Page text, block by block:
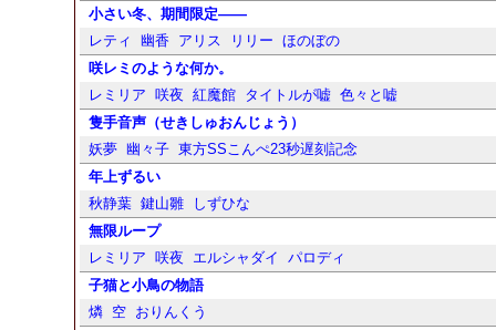
小さい冬、期間限定――
レティ
幽香 アリス リリー
ほのぼの
咲レミのような何か。
レミリア
咲夜 紅魔館 タイトルが嘘 色々と嘘
隻手音声（せきしゅおんじょう）
妖夢 幽々子 東方SSこんぺ23秒遅刻記念
年上ずるい
秋静葉 鍵山雛
しずひな
無限ループ
レミリア
咲夜 エルシャダイ
パロディ
子猫と小鳥の物語
燐 空 おりんくう